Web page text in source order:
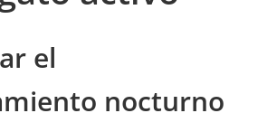
el
nocturno